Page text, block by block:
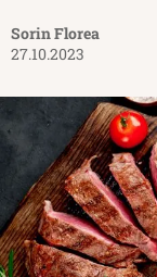
Sorin Florea
27.10.2023